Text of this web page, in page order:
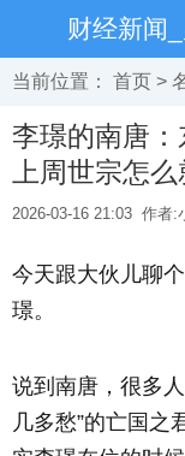
财经新闻
当前位置： 首页 >
李璟的南唐
上周世宗怎
2026-03-16 21:03 作者:
今天跟大伙儿聊
璟。
说到南唐，很多
几多愁”的亡国之